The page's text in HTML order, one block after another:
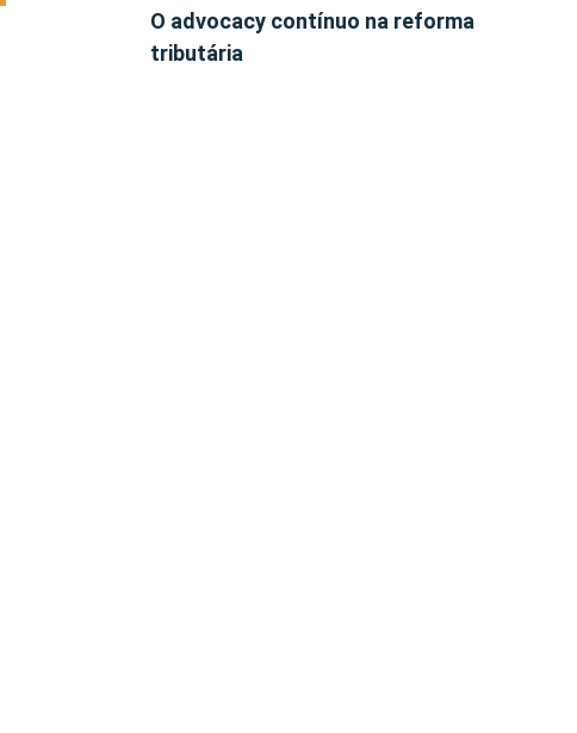
O advocacy contínuo na reforma
tributária